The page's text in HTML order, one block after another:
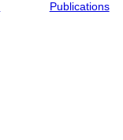
Publications